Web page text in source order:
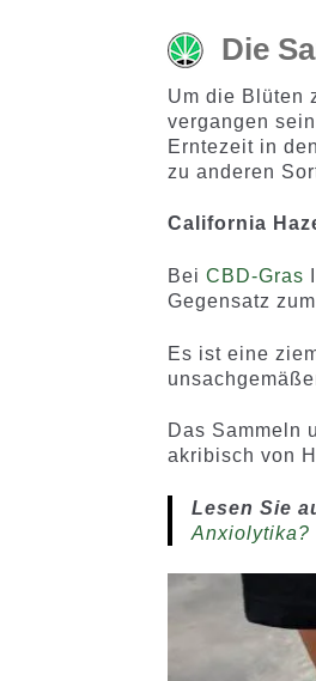
Die
Um die Blüten
vergangen
Erntezeit in
zu anderen
California
BeiCBD-Gras
Gegensatz
Es ist eine
Das Sammeln
akribisch von
Lesen Sie
Anxiolytika?